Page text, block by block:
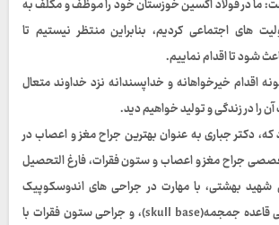
ما در فولاد اکسین خوزستان خود را موظف و مکلف به
های اجتماعی کردیم، بنابراین منتظر نیستیم تا
شود تا اقدام نماییم.
اقدام خیرخواهانه و خداپسندانه نزد خداوند متعال
را در زندگی و تولید خواهیم دید.
که، دکتر جباری به عنوان بهترین جراح مغز و اعصاب در
تخصصی جراح مغز و اعصاب و ستون فقرات، فارغ التحصیل
شهید بهشتی، با مهارت در جراحی های اندوسکوپیک
مغزی، هیپوفیز، جراحی قاعده جمجمه(skull base)، و جراحی ستون فقرات با